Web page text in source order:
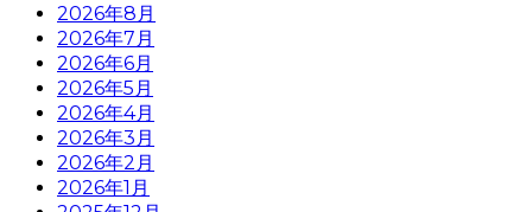
2026年8月
2026年7月
2026年6月
2026年5月
2026年4月
2026年3月
2026年2月
2026年1月